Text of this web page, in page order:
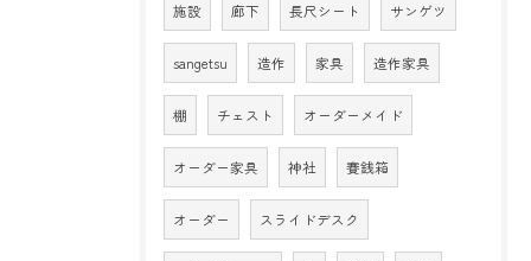
施設 廊下 長尺シート サンゲツ
sangetsu 造作 家具 造作家具
棚 チェスト オーダーメイド
オーダー家具 神社 賽銭箱
オーダー スライドデスク